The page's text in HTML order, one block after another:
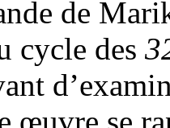
de
cycle des